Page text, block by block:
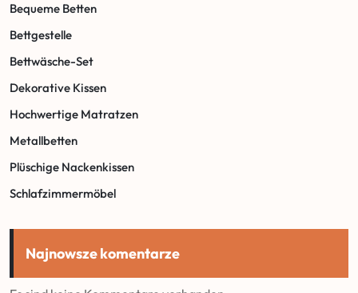
Bequeme Betten
Bettgestelle
Bettwäsche-Set
Dekorative Kissen
Hochwertige Matratzen
Metallbetten
Plüschige Nackenkissen
Schlafzimmermöbel
Najnowsze komentarze